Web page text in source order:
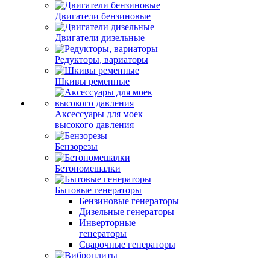
Двигатели бензиновые
Двигатели дизельные
Редукторы, вариаторы
Шкивы ременные
Аксессуары для моек
высокого давления
Бензорезы
Бетономешалки
Бытовые генераторы
Бензиновые генераторы
Дизельные генераторы
Инверторные
генераторы
Сварочные генераторы